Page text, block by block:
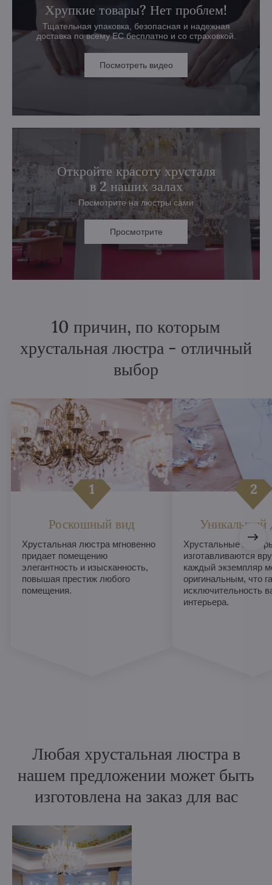
Хрупкие товары? Нет проблем!
Тщательная упаковка, безопасная и надежная
доставка по всему ЕС бесплатно и со страховкой.
Посмотреть видео
Откройте красоту хрусталя
в 2 наших залах
Посмотрите на люстры сами
Просмотрите
10 причин, по которым
хрустальная люстра - отличный
выбор
Роскошный вид
Хрустальная люстра мгновенно
придает помещению
элегантность и изысканность,
повышая престиж любого
помещения.
Уникальный
Хрустальные
изготавливаются
каждый экземпляр
оригинальным, что
исключительность
интерьера.
Любая хрустальная люстра в
нашем предложении может быть
изготовлена на заказ для вас